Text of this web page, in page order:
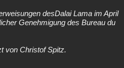
desDalai Lama im April
Genehmigung des Bureau du
von Christof Spitz.